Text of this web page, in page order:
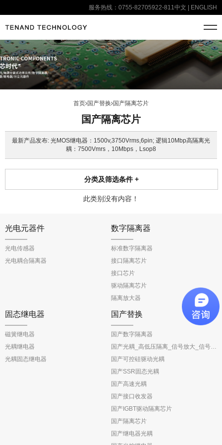
服务热线：0755-82705922-811中文 ENGLISH
首页 国产替换 国产隔离芯片
国产隔离芯片
最新产品发布: 光MOS继电器：1500v,3750Vrms,6pin; 逻辑10Mbp高隔离光
耦：7500Vmrs，10Mbps，Lsop8
分类及筛选条件 +
此类别没有内容！
光电元器件
光电传感器
光电耦合隔离器
数字隔离器
标准数字隔离器
接口隔离芯片
接口芯片
驱动隔离芯片
隔离放大器
固态继电器
磁簧继电器
光耦继电器
光耦固态继电器
国产替换
国产数字隔离器
国产光耦_高低压隔离_信号放大_信号反馈
国产可控硅驱动光耦
国产SSR固态光耦
国产高速光耦
国产接口收发器
国产IGBT驱动隔离芯片
国产隔离芯片
国产继电器光耦